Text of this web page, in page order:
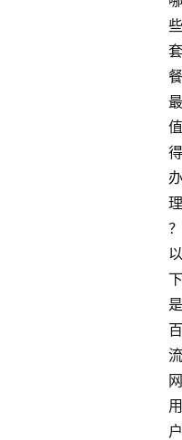
些
套
餐
最
值
得
办
理
？
以
下
是
百
流
网
用
户